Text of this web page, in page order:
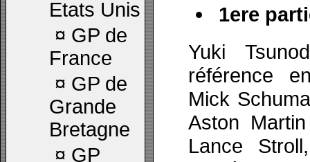
Etats Unis
¤ GP de
France
¤ GP de
Grande
Bretagne
¤ GP
1ere
Yuki
référence
Mick
Aston
Lance